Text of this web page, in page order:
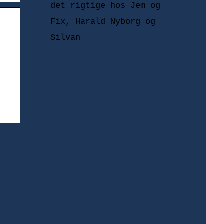
det rigtige hos Jem og
Fix, Harald Nyborg og
Silvan